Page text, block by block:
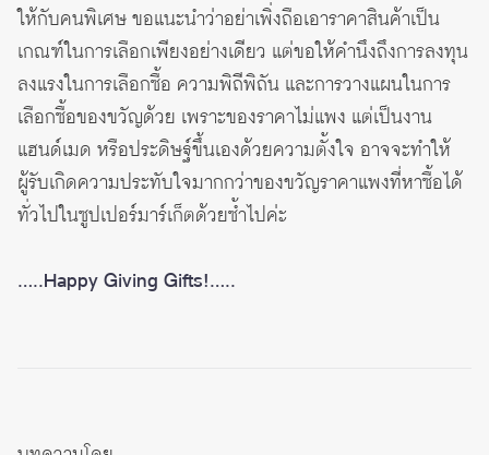
ให้กับคนพิเศษ ขอแนะนำว่าอย่าเพิ่งถือเอาราคาสินค้าเป็น
เกณฑ์ในการเลือกเพียงอย่างเดียว แต่ขอให้คำนึงถึงการลงทุน
ลงแรงในการเลือกซื้อ ความพิถีพิถัน และการวางแผนในการ
เลือกซื้อของขวัญด้วย เพราะของราคาไม่แพง แต่เป็นงาน
แฮนด์เมด หรือประดิษฐ์ขึ้นเองด้วยความตั้งใจ อาจจะทำให้
ผู้รับเกิดความประทับใจมากกว่าของขวัญราคาแพงที่หาซื้อได้
ทั่วไปในซูปเปอร์มาร์เก็ตด้วยซ้ำไปค่ะ
…..Happy Giving Gifts!…..